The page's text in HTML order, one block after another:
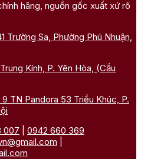
hãng, nguồn gốc xuất xứ rõ
Trường Sa, Phường Phú Nhuận,
Kính, P. Yên Hòa, (Cầu
9 TN Pandora 53 Triều Khúc, P.
007
0942 660 369